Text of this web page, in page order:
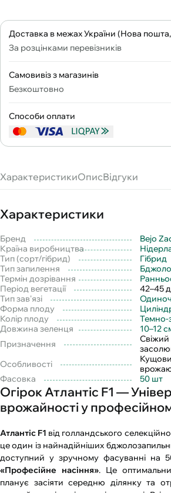
Доставка в межах України (Нова
За розцінками перевізників
Самовивіз з магазинів
Безкоштовно
Способи оплати
ХарактеристикиОписВідгуки
Характеристики
Бренд
Bejo
Країна виробництва
Тип (сорт/гібрид)
Гібрид
Тип запилення
Термін дозрівання
Період вегетації
42–45
Тип зав'язі
Форма плоду
Колір плоду
Темно-
Довжина зеленця
10–12
Призначення
Особливості
Фасовка
50 шт
Огірок Атлантіс F1 —
врожайності у
Атлантіс F1 від голландського
це один із найнадійніших
доступний у зручному фасуванні на
«Професійне насіння». Це
планує засіяти середню ділянку та